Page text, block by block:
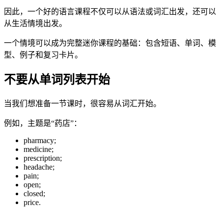
因此，一个好的语言课程不仅可以从语法或词汇出发，还可以
从生活情境出发。
一个情境可以成为完整迷你课程的基础：包含短语、单词、模
型、例子和复习卡片。
不要从单词列表开始
当我们想准备一节课时，很容易从词汇开始。
例如，主题是“药店”：
pharmacy;
medicine;
prescription;
headache;
pain;
open;
closed;
price.